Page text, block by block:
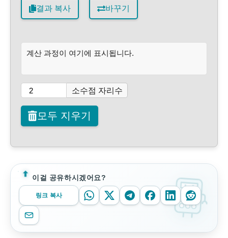
결과 복사 바꾸기
계산 과정이 여기에 표시됩니다.
소수점 자리수
모두 지우기
이걸 공유하시겠어요?
링크 복사